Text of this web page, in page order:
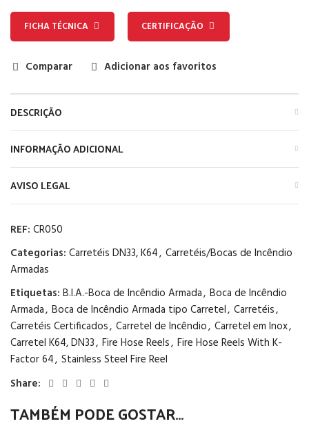
FICHA TÉCNICA CERTIFICAÇÃO
Comparar Adicionar aos favoritos
DESCRIÇÃO
INFORMAÇÃO ADICIONAL
AVISO LEGAL
REF: CR050
Categorias: Carretéis DN33, K64, Carretéis/Bocas de Incêndio
Armadas
Etiquetas: B.I.A.-Boca de Incêndio Armada, Boca de Incêndio
Armada, Boca de Incêndio Armada tipo Carretel, Carretéis,
Carretéis Certificados, Carretel de Incêndio, Carretel em Inox,
Carretel K64, DN33, Fire Hose Reels, Fire Hose Reels With K-
Factor 64, Stainless Steel Fire Reel
Share:
TAMBÉM PODE GOSTAR…